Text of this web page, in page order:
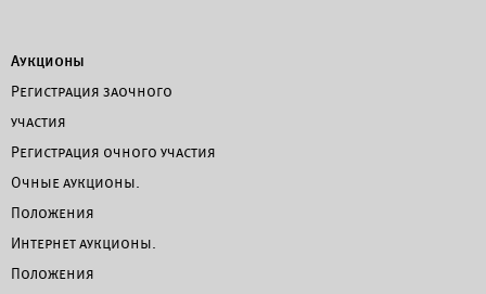
Аукционы
Регистрация заочного
участия
Регистрация очного участия
Очные аукционы.
Положения
Интернет аукционы.
Положения